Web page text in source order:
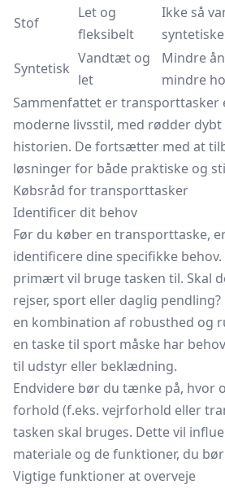
Stof
Let og
fleksibelt
Ikke så
Syntetisk
Vandtæt og
let
Mindre
mindre
Sammenfattet er transporttasker
moderne livsstil, med rødder
historien. De fortsætter med at
løsninger for både praktiske og
Købsråd for transporttasker
Identificer dit behov
Før du køber en transporttaske,
identificere dine specifikke behov.
primært vil bruge tasken til. Skal
rejser, sport eller daglig pendling?
en kombination af robusthed og
en taske til sport måske har
til udstyr eller beklædning.
Endvidere bør du tænke på, hvor
forhold (f.eks. vejrforhold eller
tasken skal bruges. Dette vil
materiale og de funktioner, du
Vigtige funktioner at overveje